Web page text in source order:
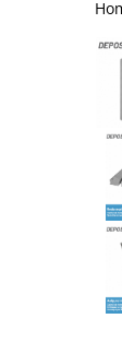
Accesorii Scari
GEAM
Ferestre
Ferestre
Ferestre
Accesorii